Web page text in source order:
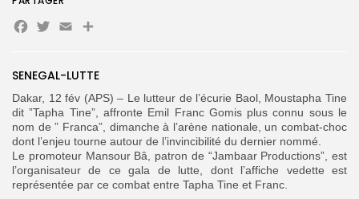
Search
FR
SENEGAL-LUTTE
Dakar, 12 fév (APS) – Le lutteur de l’écurie Baol, Moustapha Tine
dit ”Tapha Tine”, affronte Emil Franc Gomis plus connu sous le
nom de ” Franca”, dimanche à l’arène nationale, un combat-choc
dont l’enjeu tourne autour de l’invincibilité du dernier nommé.
Le promoteur Mansour Bâ, patron de “Jambaar Productions”, est
l’organisateur de ce gala de lutte, dont l’affiche vedette est
représentée par ce combat entre Tapha Tine et Franc.
Facebook
Twitter
EmailPartager